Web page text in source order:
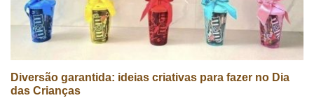
Diversão garantida: ideias criativas para fazer no Dia
das Crianças